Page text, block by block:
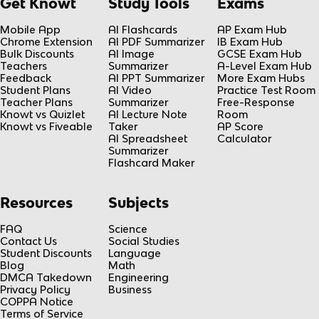
Mobile App
Chrome Extension
Bulk Discounts
Teachers
Feedback
Student Plans
Teacher Plans
Knowt vs Quizlet
Knowt vs Fiveable
AI Flashcards
AI PDF Summarizer
AI Image
Summarizer
AI PPT Summarizer
AI Video
Summarizer
AI Lecture Note
Taker
AI Spreadsheet
Summarizer
Flashcard Maker
AP Exam Hub
IB Exam Hub
GCSE Exam Hub
A-Level Exam Hub
More Exam Hubs
Practice Test Room
Free-Response
Room
AP Score
Calculator
Resources
FAQ
Contact Us
Student Discounts
Blog
DMCA Takedown
Privacy Policy
COPPA Notice
Terms of Service
Subjects
Science
Social Studies
Language
Math
Engineering
Business